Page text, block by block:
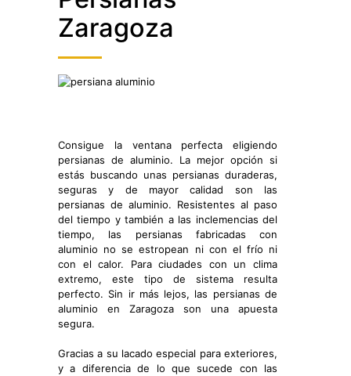
Zaragoza
Consigue la ventana perfecta eligiendo
persianas de aluminio. La mejor opción si
estás buscando unas persianas duraderas,
seguras y de mayor calidad son las
persianas de aluminio. Resistentes al paso
del tiempo y también a las inclemencias del
tiempo, las persianas fabricadas con
aluminio no se estropean ni con el frío ni
con el calor. Para ciudades con un clima
extremo, este tipo de sistema resulta
perfecto. Sin ir más lejos, las persianas de
aluminio en Zaragoza son una apuesta
segura.
Gracias a su lacado especial para exteriores,
y a diferencia de lo que sucede con las